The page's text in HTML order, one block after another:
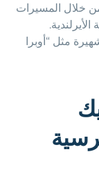
خلال المسيرات
مثل “أوبرا